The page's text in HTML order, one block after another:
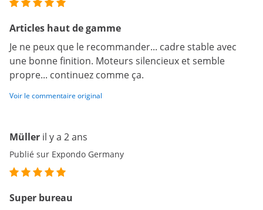
Articles haut de gamme
Je ne peux que le recommander... cadre stable avec
une bonne finition. Moteurs silencieux et semble
propre... continuez comme ça.
Voir le commentaire original
Müller il y a 2 ans
Publié sur Expondo Germany
Super bureau